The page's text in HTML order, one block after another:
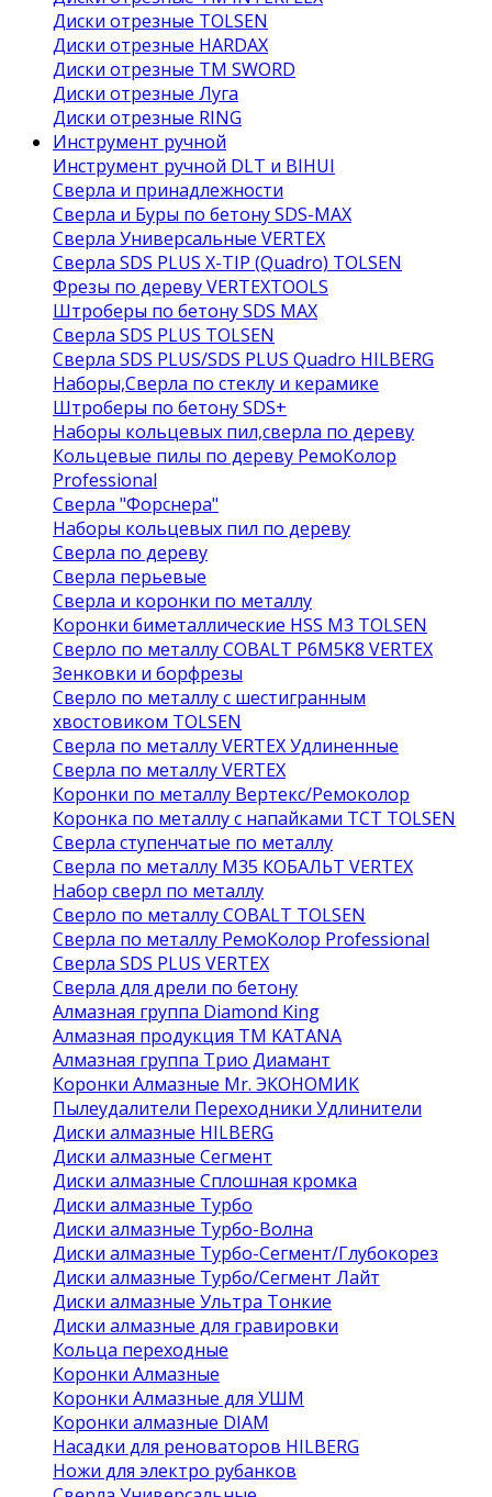
Диски отрезные TOLSEN
Диски отрезные HARDAX
Диски отрезные ТМ SWORD
Диски отрезные Луга
Диски отрезные RING
Инструмент ручной
Инструмент ручной DLT и BIHUI
Сверла и принадлежности
Сверла и Буры по бетону SDS-MAX
Сверла Универсальные VERTEX
Сверла SDS PLUS X-TIP (Quadro) TOLSEN
Фрезы по дереву VERTEXTOOLS
Штроберы по бетону SDS MAX
Сверла SDS PLUS TOLSEN
Сверла SDS PLUS/SDS PLUS Quadro HILBERG
Наборы,Сверла по стеклу и керамике
Штроберы по бетону SDS+
Наборы кольцевых пил,сверла по дереву
Кольцевые пилы по дереву РемоКолор
Professional
Сверла "Форснера"
Наборы кольцевых пил по дереву
Сверла по дереву
Сверла перьевые
Сверла и коронки по металлу
Коронки биметаллические HSS M3 TOLSEN
Сверло по металлу COBALT Р6М5К8 VERTEX
Зенковки и борфрезы
Сверло по металлу с шестигранным
хвостовиком TOLSEN
Сверла по металлу VERTEX Удлиненные
Сверла по металлу VERTEX
Коронки по металлу Вертекс/Ремоколор
Коронка по металлу с напайками TCT TOLSEN
Сверла ступенчатые по металлу
Сверла по металлу М35 КОБАЛЬТ VERTEX
Набор сверл по металлу
Сверло по металлу COBALT TOLSEN
Сверла по металлу РемоКолор Professional
Сверла SDS PLUS VERTEX
Сверла для дрели по бетону
Алмазная группа Diamond King
Алмазная продукция ТМ KATANA
Алмазная группа Трио Диамант
Коронки Алмазные Mr. ЭКОНОМИК
Пылеудалители Переходники Удлинители
Диски алмазные HILBERG
Диски алмазные Сегмент
Диски алмазные Сплошная кромка
Диски алмазные Турбо
Диски алмазные Турбо-Волна
Диски алмазные Турбо-Сегмент/Глубокорез
Диски алмазные Турбо/Сегмент Лайт
Диски алмазные Ультра Тонкие
Диски алмазные для гравировки
Кольца переходные
Коронки Алмазные
Коронки Алмазные для УШМ
Коронки алмазные DIAM
Насадки для реноваторов HILBERG
Ножи для электро рубанков